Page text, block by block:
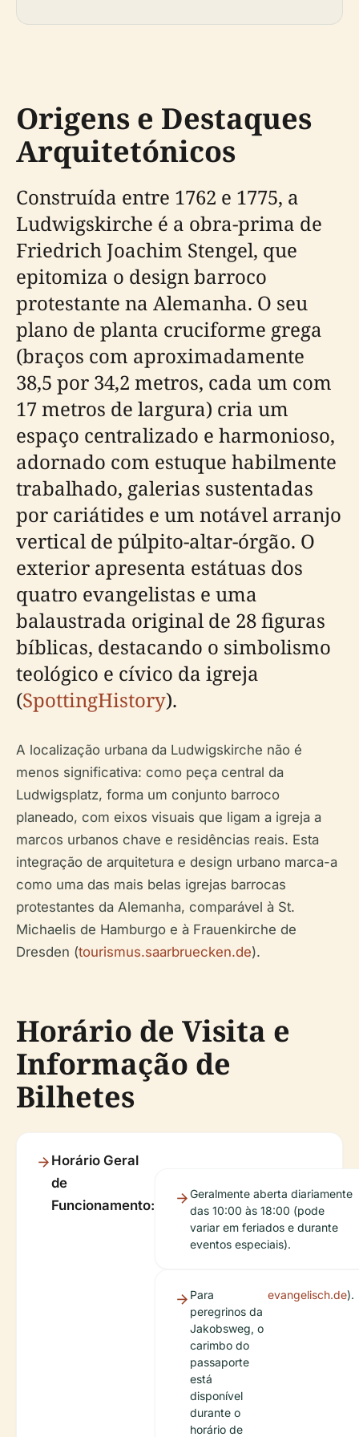
Origens e Destaques
Arquitetónicos
Construída entre 1762 e 1775, a
Ludwigskirche é a obra-prima de
Friedrich Joachim Stengel, que
epitomiza o design barroco
protestante na Alemanha. O seu
plano de planta cruciforme grega
(braços com aproximadamente
38,5 por 34,2 metros, cada um com
17 metros de largura) cria um
espaço centralizado e harmonioso,
adornado com estuque habilmente
trabalhado, galerias sustentadas
por cariátides e um notável arranjo
vertical de púlpito-altar-órgão. O
exterior apresenta estátuas dos
quatro evangelistas e uma
balaustrada original de 28 figuras
bíblicas, destacando o simbolismo
teológico e cívico da igreja
(SpottingHistory).
A localização urbana da Ludwigskirche não é
menos significativa: como peça central da
Ludwigsplatz, forma um conjunto barroco
planeado, com eixos visuais que ligam a igreja a
marcos urbanos chave e residências reais. Esta
integração de arquitetura e design urbano marca-a
como uma das mais belas igrejas barrocas
protestantes da Alemanha, comparável à St.
Michaelis de Hamburgo e à Frauenkirche de
Dresden (tourismus.saarbruecken.de).
Horário de Visita e
Informação de
Bilhetes
Horário Geral
de
Funcionamento:
Geralmente aberta diariamente
das 10:00 às 18:00 (pode
variar em feriados e durante
eventos especiais).
Para
peregrinos da
Jakobsweg, o
carimbo do
passaporte
está
disponível
durante o
horário de
evangelisch.de).